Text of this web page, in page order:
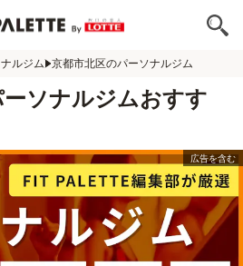
ルジム 京都市北区のパーソナルジム
ソナルジムおすす